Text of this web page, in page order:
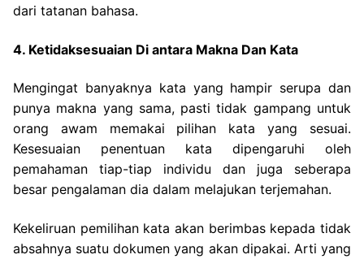
dari tatanan bahasa.
4. Ketidaksesuaian Di antara Makna Dan Kata
Mengingat banyaknya kata yang hampir serupa dan
punya makna yang sama, pasti tidak gampang untuk
orang awam memakai pilihan kata yang sesuai.
Kesesuaian penentuan kata dipengaruhi oleh
pemahaman tiap-tiap individu dan juga seberapa
besar pengalaman dia dalam melajukan terjemahan.
Kekeliruan pemilihan kata akan berimbas kepada tidak
absahnya suatu dokumen yang akan dipakai. Arti yang